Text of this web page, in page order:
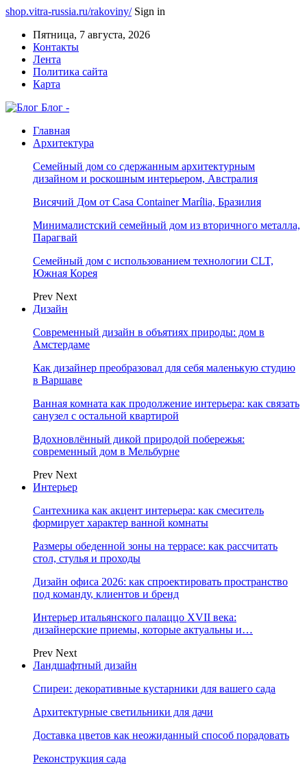
shop.vitra-russia.ru/rakoviny/ Sign in
Пятница, 7 августа, 2026
Контакты
Лента
Политика сайта
Карта
Блог -
Главная
Архитектура
Семейный дом со сдержанным архитектурным
дизайном и роскошным интерьером, Австралия
Висячий Дом от Casa Container Marília, Бразилия
Минималистский семейный дом из вторичного металла,
Парагвай
Семейный дом с использованием технологии CLT,
Южная Корея
Prev Next
Дизайн
Современный дизайн в объятиях природы: дом в
Амстердаме
Как дизайнер преобразовал для себя маленькую студию
в Варшаве
Ванная комната как продолжение интерьера: как связать
санузел с остальной квартирой
Вдохновлённый дикой природой побережья:
современный дом в Мельбурне
Prev Next
Интерьер
Сантехника как акцент интерьера: как смеситель
формирует характер ванной комнаты
Размеры обеденной зоны на террасе: как рассчитать
стол, стулья и проходы
Дизайн офиса 2026: как спроектировать пространство
под команду, клиентов и бренд
Интерьер итальянского палаццо XVII века:
дизайнерские приемы, которые актуальны и…
Prev Next
Ландшафтный дизайн
Спиреи: декоративные кустарники для вашего сада
Архитектурные светильники для дачи
Доставка цветов как неожиданный способ порадовать
Реконструкция сада